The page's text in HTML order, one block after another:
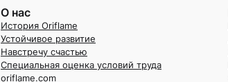
О нас
История Oriflame
Устойчивое развитие
Навстречу счастью
Специальная оценка условий труда
oriflame.com